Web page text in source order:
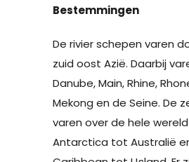
Bestemmingen
De rivier schepen varen
zuid oost Azië. Daarbij
Danube, Main, Rhine,
Mekong en de Seine. De
varen over de hele
Antarctica tot Australië